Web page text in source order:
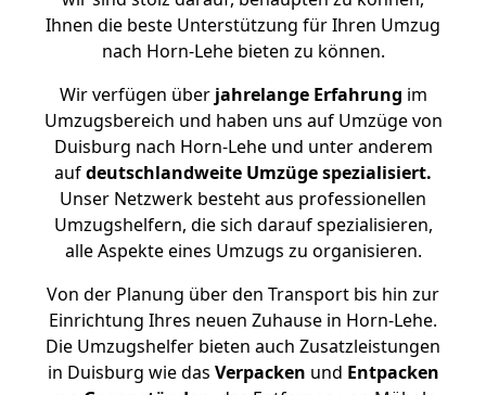
Ihnen die beste Unterstützung für Ihren Umzug
nach Horn-Lehe bieten zu können.
Wir verfügen überjahrelange Erfahrung im
Umzugsbereich und haben uns auf Umzüge von
Duisburg nach Horn-Lehe und unter anderem
aufdeutschlandweite Umzüge spezialisiert.
Unser Netzwerk besteht aus professionellen
Umzugshelfern, die sich darauf spezialisieren,
alle Aspekte eines Umzugs zu organisieren.
Von der Planung über den Transport bis hin zur
Einrichtung Ihres neuen Zuhause in Horn-Lehe.
Die Umzugshelfer bieten auch Zusatzleistungen
in Duisburg wie das Verpacken und Entpacken